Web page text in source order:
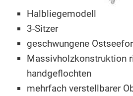
Halbliegemodell
3-Sitzer
geschwungene
Massivholzkonstruktion
handgeflochten
mehrfach verstellbarer